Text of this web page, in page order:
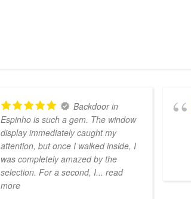
Backdoor in
Espinho is such a gem. The window
display immediately caught my
attention, but once I walked inside, I
was completely amazed by the
selection. For a second, I... read
more